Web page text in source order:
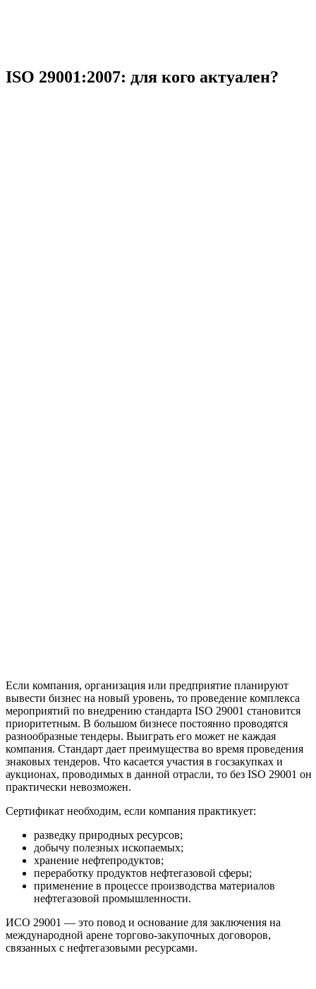
ISO 29001:2007: для кого актуален?
Если компания, организация или предприятие планируют
вывести бизнес на новый уровень, то проведение комплекса
мероприятий по внедрению стандарта ISO 29001 становится
приоритетным. В большом бизнесе постоянно проводятся
разнообразные тендеры. Выиграть его может не каждая
компания. Стандарт дает преимущества во время проведения
знаковых тендеров. Что касается участия в госзакупках и
аукционах, проводимых в данной отрасли, то без ISO 29001 он
практически невозможен.
Сертификат необходим, если компания практикует:
разведку природных ресурсов;
добычу полезных ископаемых;
хранение нефтепродуктов;
переработку продуктов нефтегазовой сферы;
применение в процессе производства материалов
нефтегазовой промышленности.
ИСО 29001 — это повод и основание для заключения на
международной арене торгово-закупочных договоров,
связанных с нефтегазовыми ресурсами.